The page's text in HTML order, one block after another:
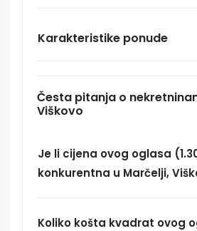
Karakteristike ponude
Česta pitanja o
Viškovo
Je li cijena ovog oglasa
konkurentna u Marčelji,
Koliko košta kvadrat ovog